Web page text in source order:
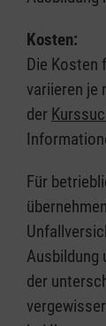
Kosten:
Die Kosten
variieren je
der
Für
Ausbildung
der